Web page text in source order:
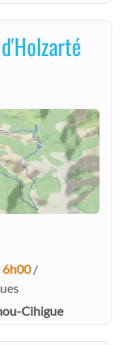
6h00/
Cihigue